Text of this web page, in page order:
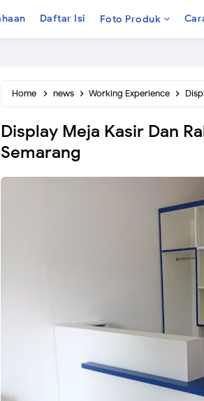
Daftar Isi Foto Produk
Home news Working Experience
Display Meja Kasir Dan
Semarang